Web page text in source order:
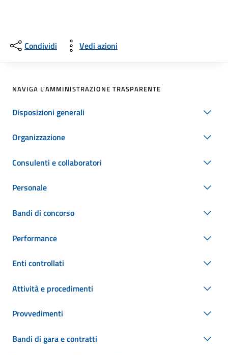
Condividi Vedi azioni
NAVIGA L'AMMINISTRAZIONE TRASPARENTE
Disposizioni generali
Organizzazione
Consulenti e collaboratori
Personale
Bandi di concorso
Performance
Enti controllati
Attività e procedimenti
Provvedimenti
Bandi di gara e contratti